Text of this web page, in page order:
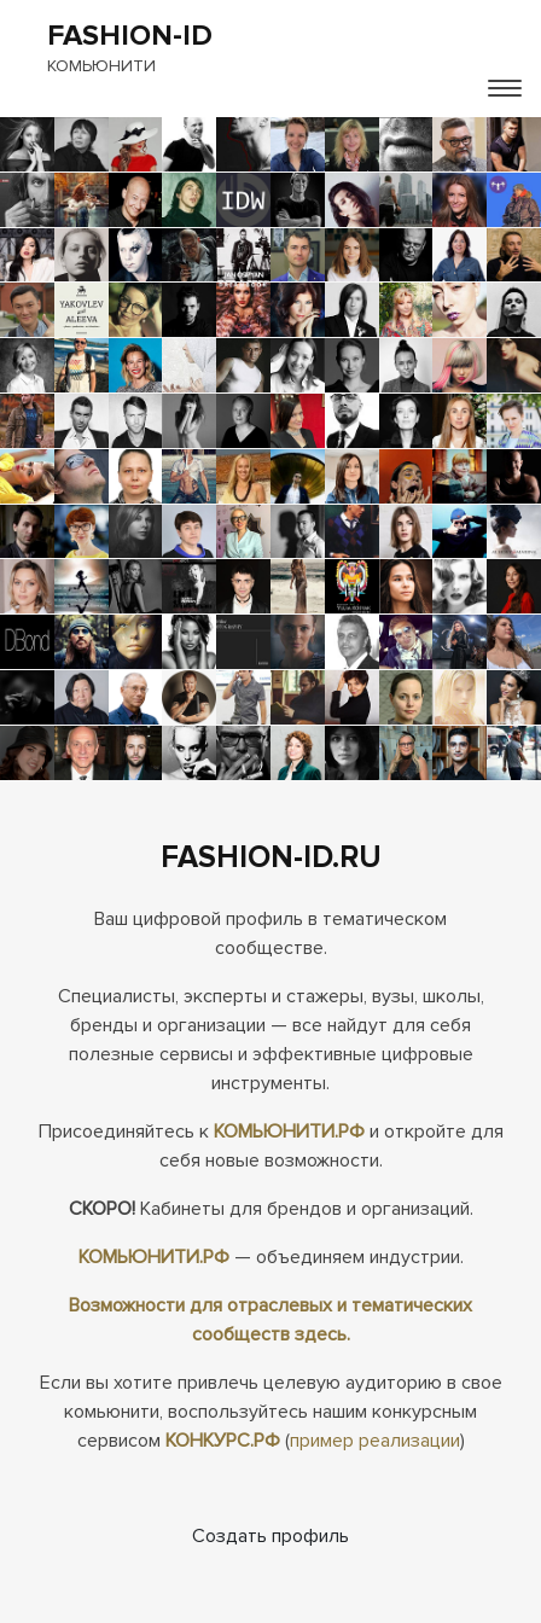
FASHION-ID
КОМЬЮНИТИ
FASHION-ID.RU
Ваш цифровой профиль в тематическом
сообществе.
Специалисты, эксперты и стажеры, вузы, школы,
бренды и организации — все найдут для себя
полезные сервисы и эффективные цифровые
инструменты.
Присоединяйтесь к КОМЬЮНИТИ.РФи откройте для
себя новые возможности.
СКОРО!Кабинеты для брендов и организаций.
КОМЬЮНИТИ.РФ— объединяем индустрии.
Возможности для отраслевых и тематических
сообществ здесь.
Если вы хотите привлечь целевую аудиторию в свое
комьюнити, воспользуйтесь нашим конкурсным
сервисом КОНКУРС.РФ(пример реализации)
Создать профиль